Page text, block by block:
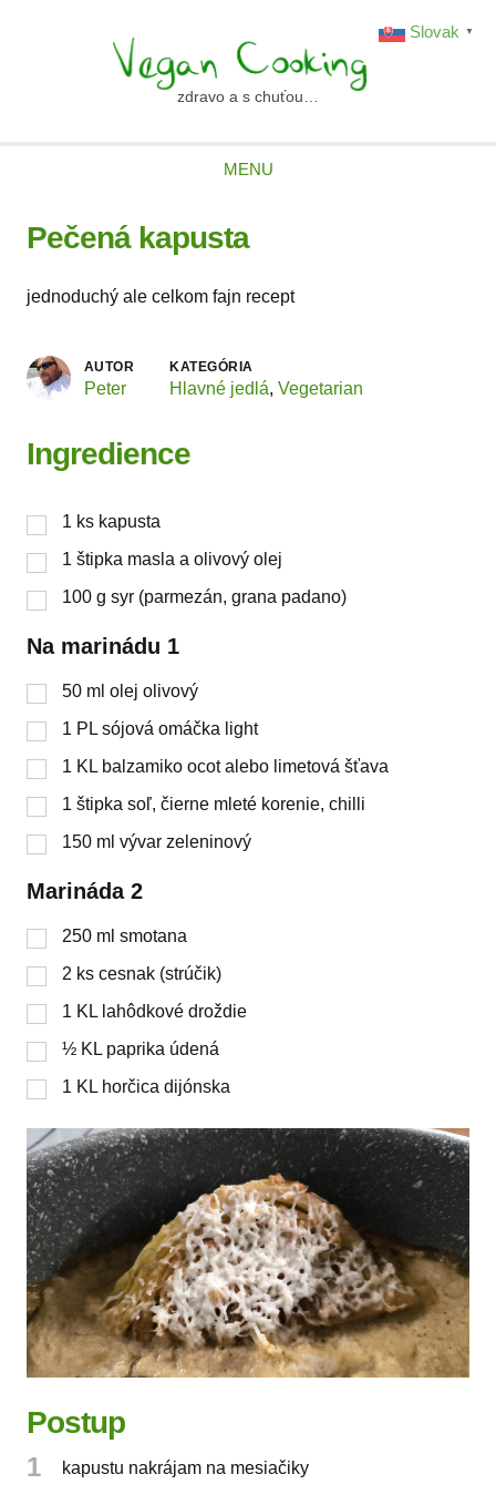
vegancooking.skzdravo a s chuťou…
MENU
Pečená kapusta
jednoduchý ale celkom fajn recept
AUTOR
Peter
KATEGÓRIA
Hlavné jedlá,Vegetarian
Ingredience
1 ks kapusta
1 štipka masla a olivový olej
100 g syr (parmezán, grana padano)
Na marinádu 1
50 ml olej olivový
1 PL sójová omáčka light
1 KL balzamiko ocot alebo limetová šťava
1 štipka soľ, čierne mleté korenie, chilli
150 ml vývar zeleninový
Marináda 2
250 ml smotana
2 ks cesnak (strúčik)
1 KL lahôdkové droždie
½ KL paprika údená
1 KL horčica dijónska
Postup
1 kapustu nakrájam na mesiačiky
Slovak ▼